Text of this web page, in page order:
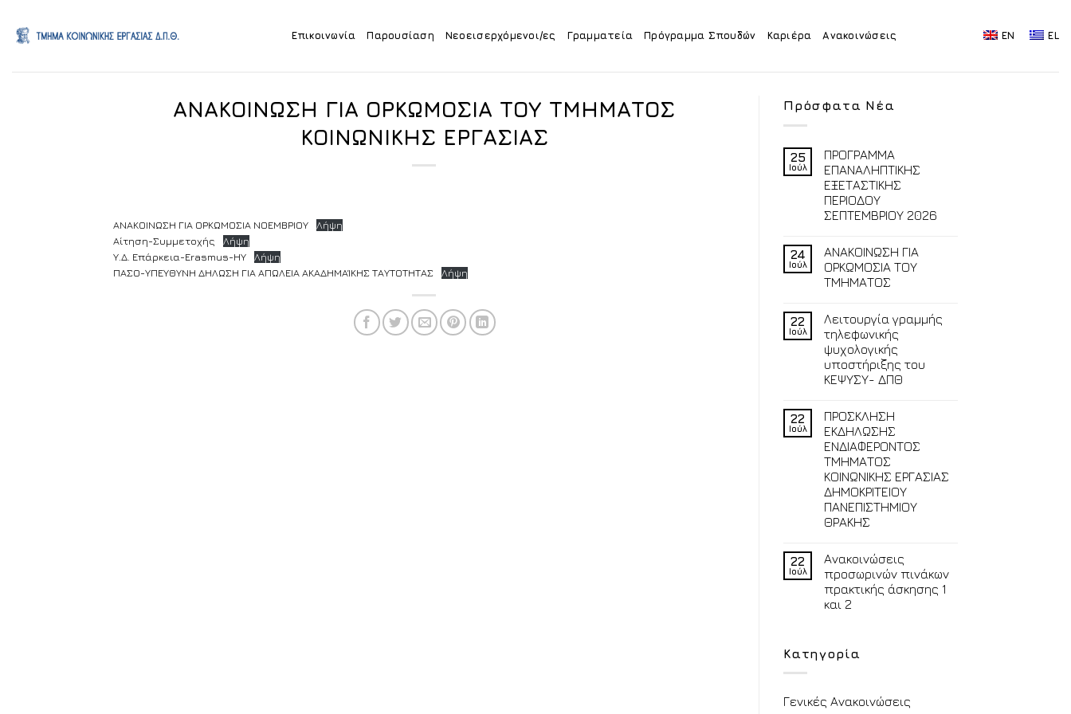
content
Επικοινωνία Παρουσίαση Νεοεισερχόμενοι/ες Γραμματεία Πρόγραμμα Σπουδών Καριέρα Ανακοινώσεις EN EL
ΑΝΑΚΟΙΝΩΣΗ ΓΙΑ ΟΡΚΩΜΟΣΙΑ ΤΟΥ ΤΜΗΜΑΤΟΣ
ΚΟΙΝΩΝΙΚΗΣ ΕΡΓΑΣΙΑΣ
ΑΝΑΚΟΙΝΩΣΗ ΓΙΑ ΟΡΚΩΜΟΣΙΑ ΝΟΕΜΒΡΙΟΥ
Λήψη
Αίτηση-Συμμετοχής
Λήψη
Υ.Δ. Επάρκεια-Erasmus-ΗΥ
Λήψη
ΠΑΣΟ-ΥΠΕΥΘΥΝΗ ΔΗΛΩΣΗ ΓΙΑ ΑΠΩΛΕΙΑ ΑΚΑΔΗΜΑΊΚΗΣ ΤΑΥΤΟΤΗΤΑΣ
Λήψη
Πρόσφατα Νέα
25
Ιούλ
ΠΡΟΓΡΑΜΜΑ
ΕΠΑΝΑΛΗΠΤΙΚΗΣ
ΕΞΕΤΑΣΤΙΚΗΣ
ΠΕΡΙΟΔΟΥ
ΣΕΠΤΕΜΒΡΙΟΥ 2026
24
Ιούλ
ΑΝΑΚΟΙΝΩΣΗ ΓΙΑ
ΟΡΚΩΜΟΣΙΑ ΤΟΥ
ΤΜΗΜΑΤΟΣ
22
Ιούλ
Λειτουργία γραμμής
τηλεφωνικής
ψυχολογικής
υποστήριξης του
ΚΕΨΥΣΥ- ΔΠΘ
22
Ιούλ
ΠΡΟΣΚΛΗΣΗ
ΕΚΔΗΛΩΣΗΣ
ΕΝΔΙΑΦΕΡΟΝΤΟΣ
ΤΜΗΜΑΤΟΣ
ΚΟΙΝΩΝΙΚΗΣ ΕΡΓΑΣΙΑΣ
ΔΗΜΟΚΡΙΤΕΙΟΥ
ΠΑΝΕΠΙΣΤΗΜΙΟΥ
ΘΡΑΚΗΣ
22
Ιούλ
Ανακοινώσεις
προσωρινών πινάκων
πρακτικής άσκησης 1
και 2
Κατηγορία
Γενικές Ανακοινώσεις